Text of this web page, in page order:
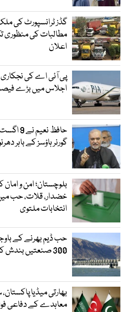
گڈز ٹرانسپورٹ کی ملک
مطالبات کی منظوری
اعلان
پی آئی اے کی نجکاری
اجلاس میں بڑے
حافظ
گورنر ہاؤسز کے باہر
بلوچستان؛ امن و
خضدار، قلات، حب
انتخابات ملتوی
حب ڈیم بھرنے کے
300 صنعتیں بندش کے دہانے پر پہنچ گئیں
بھارتی میڈیا
معاہدے کے دفاعی